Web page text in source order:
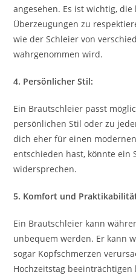
angesehen. Es ist wichtig,
Überzeugungen zu
wie der Schleier von
wahrgenommen wird.
4. Persönlicher Stil:
Ein Brautschleier passt
persönlichen Stil oder zu
dich eher für einen
entschieden hast, könnte ein
widersprechen.
5. Komfort und
Ein Brautschleier kann
unbequem werden. Er kann
sogar Kopfschmerzen
Hochzeitstag beeinträchtigen